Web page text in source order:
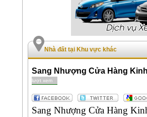
Nhà đất tại Khu vực khác
Sang Nhượng Cửa Hàng
lượt xem
Sang Nhượng Cửa Hàng